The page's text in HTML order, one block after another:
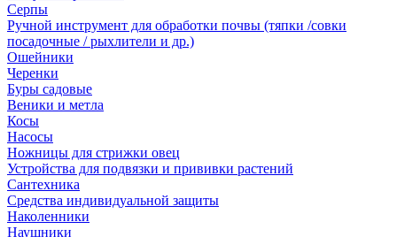
Серпы
Ручной инструмент для обработки почвы (тяпки /совки
посадочные / рыхлители и др.)
Ошейники
Черенки
Буры садовые
Веники и метла
Косы
Насосы
Ножницы для стрижки овец
Устройства для подвязки и прививки растений
Сантехника
Средства индивидуальной защиты
Наколенники
Наушники